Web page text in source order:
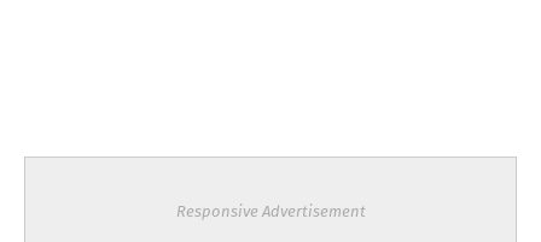
Responsive Advertisement